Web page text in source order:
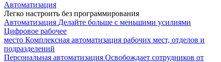
Автоматизация
Легко настроить без программирования
Автоматизация Делайте больше с меньшими усилиями
Цифровое рабочее
место Комплексная автоматизация рабочих мест, отделов и
подразделений
Персональная автоматизация Освобождает сотрудников от